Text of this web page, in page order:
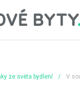
ze světa bydlení V